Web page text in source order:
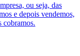
ou seja, das
e depois vendemos,
cobramos.